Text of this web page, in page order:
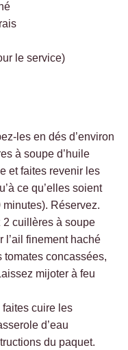
le service)
les en dés d’environ
à soupe d’huile
et faites revenir les
ce qu’elles soient
Réservez.
2 cuillères à soupe
l’ail finement haché
tomates concassées,
mijoter à feu
cuire les
d’eau
du paquet.